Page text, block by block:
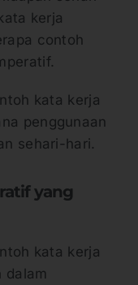
kerja
contoh
kata kerja
penggunaan
sehari-hari.
yang
kata kerja
dalam